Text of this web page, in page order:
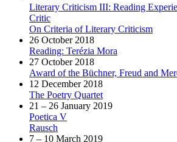
Literary Criticism III: Reading
Critic
On Criteria of Literary Criticism
26 October 2018
Reading: Terézia Mora
27 October 2018
Award of the Büchner, Freud and
12 December 2018
The Poetry Quartet
21 – 26 January 2019
Poetica V
Rausch
7 – 10 March 2019